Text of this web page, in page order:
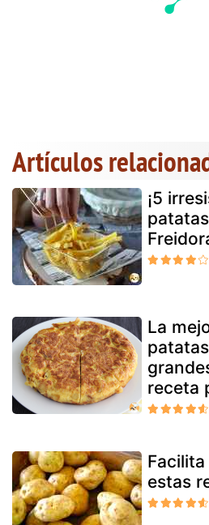
Artículos
¡5
La
receta
estas